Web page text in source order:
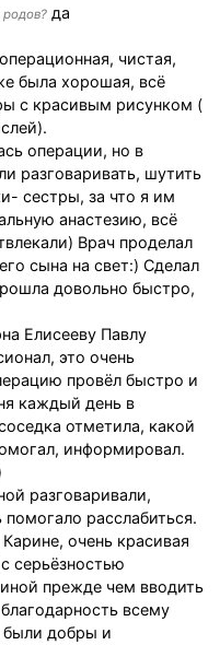
да
чистая,
была хорошая, всё
с красивым рисунком (
операции, но в
разговаривать, шутить
сестры, за что я им
анастезию, всё
Врач проделал
сына на свет:) Сделал
довольно быстро,
Елисееву Павлу
это очень
провёл быстро и
каждый день в
отметила, какой
информировал.
разговаривали,
расслабиться.
очень красивая
серьёзностью
прежде чем вводить
всему
были добры и